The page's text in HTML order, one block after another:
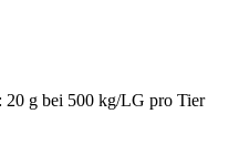
20 g bei 500 kg/LG pro Tier